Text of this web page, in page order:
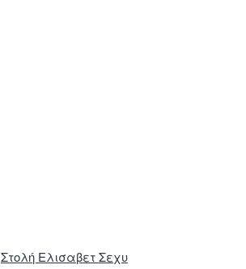
Στολή Ελισαβετ Σεχυ